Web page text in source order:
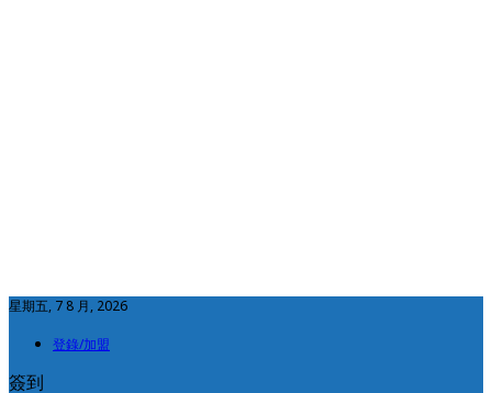
星期五, 7 8 月, 2026
登錄/加盟
簽到